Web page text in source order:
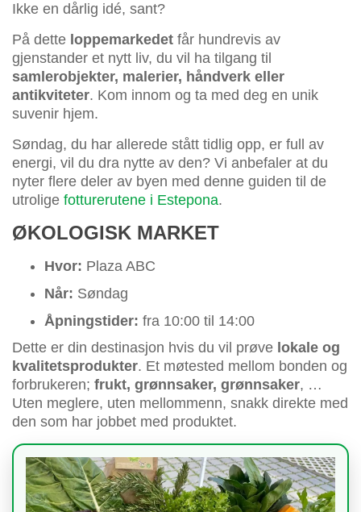
Ikke en dårlig idé, sant?
På dette loppemarkedet får hundrevis av
gjenstander et nytt liv, du vil ha tilgang til
samlerobjekter, malerier, håndverk eller
antikviteter. Kom innom og ta med deg en unik
suvenir hjem.
Søndag, du har allerede stått tidlig opp, er full av
energi, vil du dra nytte av den? Vi anbefaler at du
nyter flere deler av byen med denne guiden til de
utrolige fotturerutene i Estepona.
ØKOLOGISK MARKET
Hvor: Plaza ABC
Når: Søndag
Åpningstider: fra 10:00 til 14:00
Dette er din destinasjon hvis du vil prøve lokale og
kvalitetsprodukter. Et møtested mellom bonden og
forbrukeren; frukt, grønnsaker, grønnsaker, …
Uten meglere, uten mellommenn, snakk direkte med
den som har jobbet med produktet.